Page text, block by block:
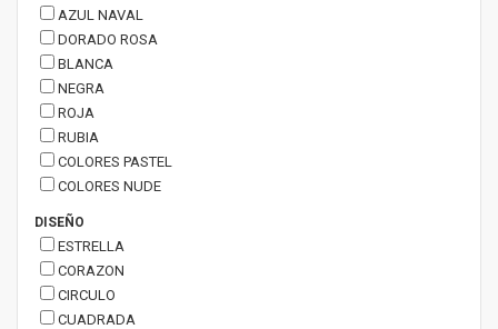
AZUL NAVAL
DORADO ROSA
BLANCA
NEGRA
ROJA
RUBIA
COLORES PASTEL
COLORES NUDE
DISEÑO
ESTRELLA
CORAZON
CIRCULO
CUADRADA